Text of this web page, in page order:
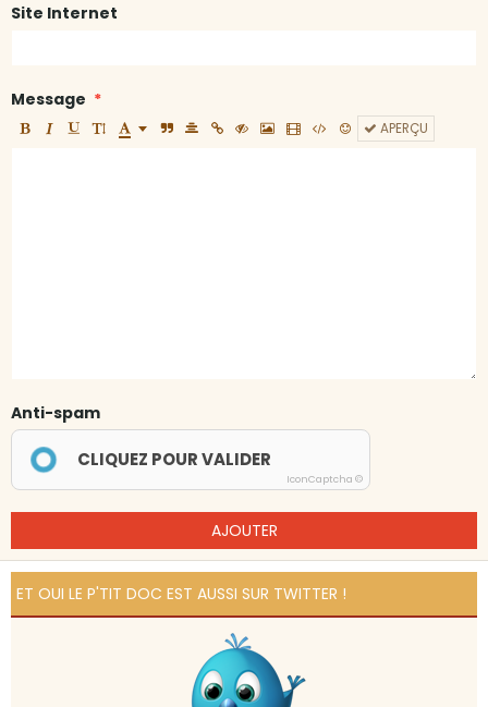
Site Internet
Message
APERÇU
Anti-spam
CLIQUEZ POUR VALIDER
IconCaptcha ©
AJOUTER
ET OUI LE P'TIT DOC EST AUSSI SUR TWITTER !